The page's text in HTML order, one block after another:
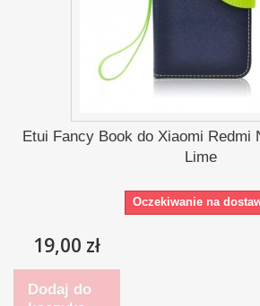
Etui Fancy Book do Xiaomi Redmi
Lime
Oczekiwanie na
19,00 zł
Dodaj do